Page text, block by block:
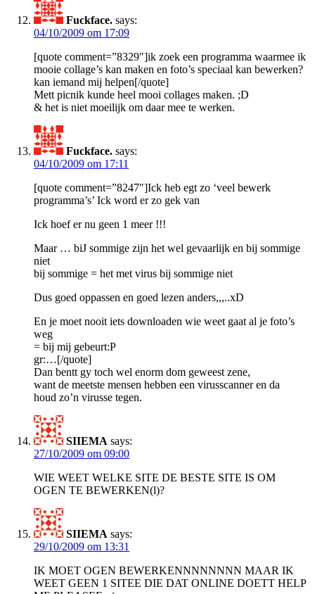
Fuckface. says:
04/10/2009 om 17:09
[quote comment=”8329″]ik zoek een programma waarmee ik
mooie collage’s kan maken en foto’s speciaal kan bewerken?
kan iemand mij helpen[/quote]
Mett picnik kunde heel mooi collages maken. ;D
& het is niet moeilijk om daar mee te werken.
Fuckface. says:
04/10/2009 om 17:11
[quote comment=”8247″]Ick heb egt zo ‘veel bewerk
programma’s’ Ick word er zo gek van
Ick hoef er nu geen 1 meer !!!
Maar … biJ sommige zijn het wel gevaarlijk en bij sommige
niet
bij sommige = het met virus bij sommige niet
Dus goed oppassen en goed lezen anders,,,..xD
En je moet nooit iets downloaden wie weet gaat al je foto’s
weg
= bij mij gebeurt:P
gr:…[/quote]
Dan bentt gy toch wel enorm dom geweest zene,
want de meetste mensen hebben een virusscanner en da
houd zo’n virusse tegen.
SIIEMA says:
27/10/2009 om 09:00
WIE WEET WELKE SITE DE BESTE SITE IS OM
OGEN TE BEWERKEN(l)?
SIIEMA says:
29/10/2009 om 13:31
IK MOET OGEN BEWERKENNNNNNNN MAAR IK
WEET GEEN 1 SITEE DIE DAT ONLINE DOETT HELP